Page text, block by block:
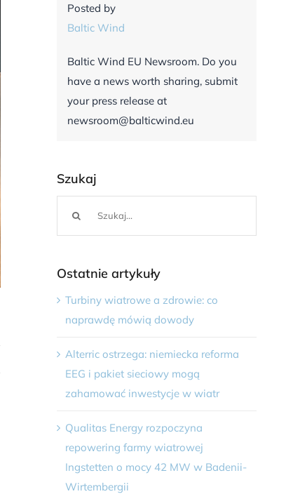
Posted by
Baltic Wind
Baltic Wind EU Newsroom. Do you
have a news worth sharing, submit
your press release at
newsroom@balticwind.eu
Szukaj
Ostatnie artykuły
Turbiny wiatrowe a zdrowie: co
naprawdę mówią dowody
Alterric ostrzega: niemiecka reforma
EEG i pakiet sieciowy mogą
zahamować inwestycje w wiatr
Qualitas Energy rozpoczyna
repowering farmy wiatrowej
Ingstetten o mocy 42 MW w Badenii-
Wirtembergii